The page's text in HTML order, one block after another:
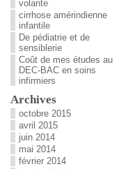
volante
cirrhose amérindienne
infantile
De pédiatrie et de
sensiblerie
Coût de mes études au
DEC-BAC en soins
infirmiers
Archives
octobre 2015
avril 2015
juin 2014
mai 2014
février 2014